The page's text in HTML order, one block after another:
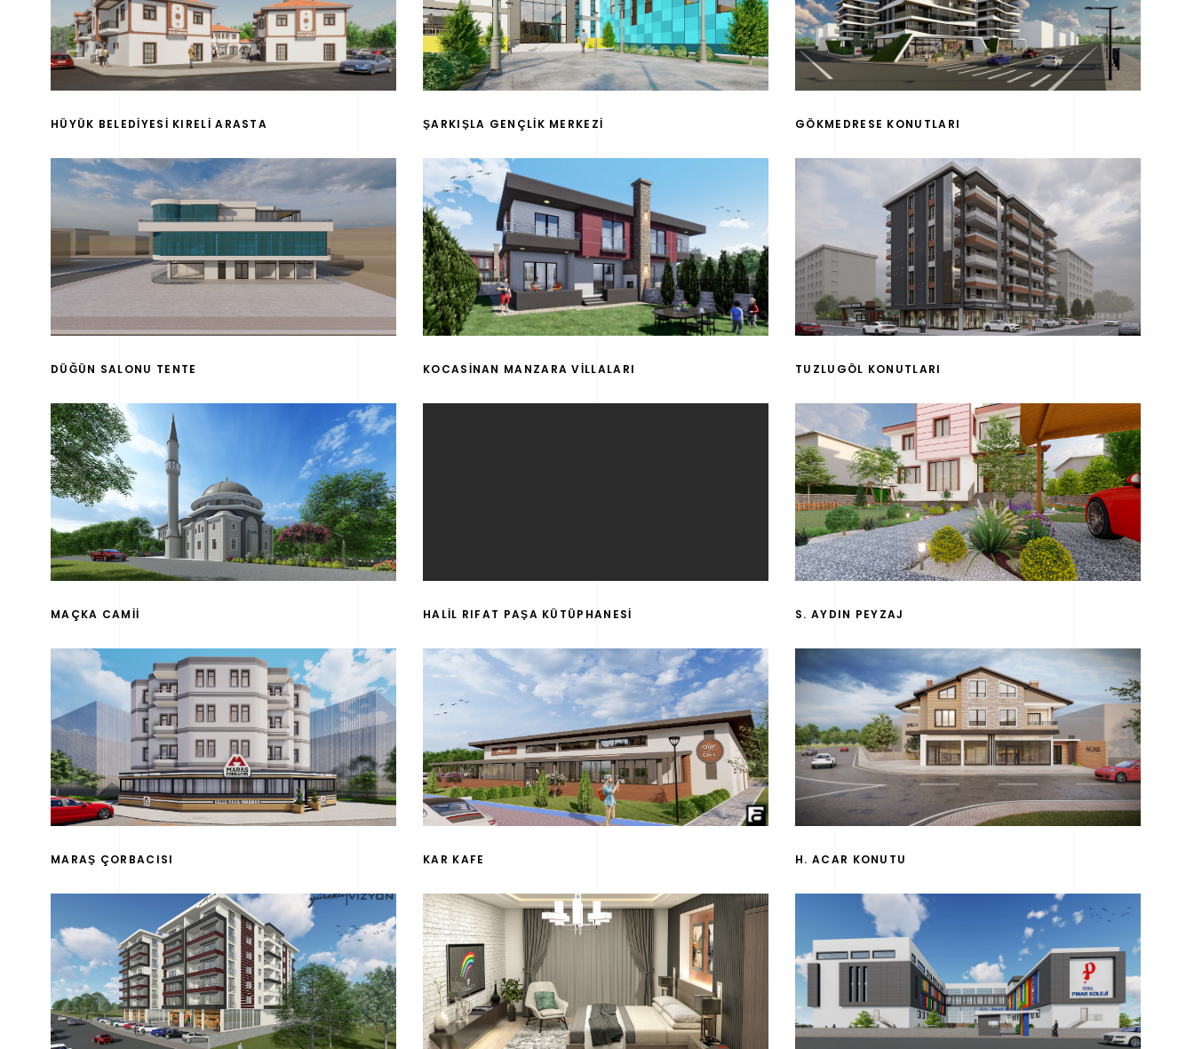
HÜYÜK BELEDİYESİ KIRELİ ARASTA ŞARKIŞLA GENÇLİK MERKEZİ GÖKMEDRESE KONUTLARI
DÜĞÜN SALONU TENTE KOCASİNAN MANZARA VİLLALARI TUZLUGÖL KONUTLARI
MAÇKA CAMİİ HALİL RIFAT PAŞA KÜTÜPHANESİ S. AYDIN PEYZAJ
MARAŞ ÇORBACISI KAR KAFE H. ACAR KONUTU